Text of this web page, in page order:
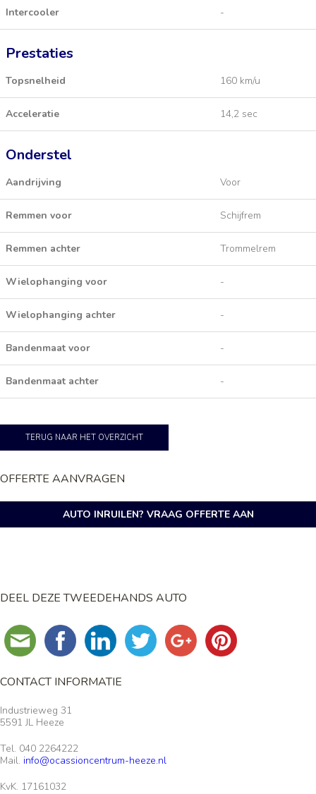
Intercooler -
Prestaties
Topsnelheid 160 km/u
Acceleratie 14,2 sec
Onderstel
Aandrijving Voor
Remmen voor Schijfrem
Remmen achter Trommelrem
Wielophanging voor -
Wielophanging achter -
Bandenmaat voor -
Bandenmaat achter -
TERUG NAAR HET OVERZICHT
OFFERTE AANVRAGEN
AUTO INRUILEN? VRAAG OFFERTE AAN
DEEL DEZE TWEEDEHANDS AUTO
CONTACT INFORMATIE
Industrieweg 31
5591 JL Heeze
Tel. 040 2264222
Mail. info@ocassioncentrum-heeze.nl
KvK. 17161032